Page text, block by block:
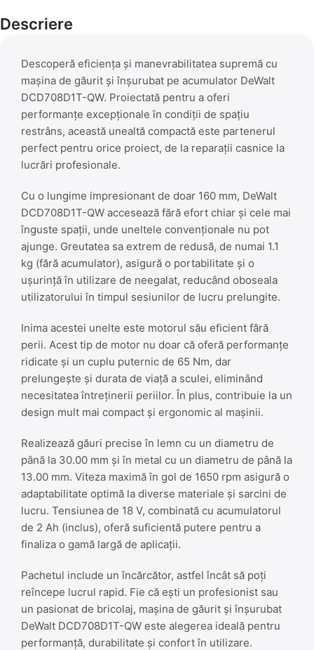
Descriere
Descoperă eficiența și manevrabilitatea supremă cu
mașina de găurit și înșurubat pe acumulator DeWalt
DCD708D1T-QW. Proiectată pentru a oferi
performanțe excepționale în condiții de spațiu
restrâns, această unealtă compactă este partenerul
perfect pentru orice proiect, de la reparații casnice la
lucrări profesionale.
Cu o lungime impresionant de doar 160 mm, DeWalt
DCD708D1T-QW accesează fără efort chiar și cele mai
înguste spații, unde uneltele convenționale nu pot
ajunge. Greutatea sa extrem de redusă, de numai 1.1
kg (fără acumulator), asigură o portabilitate și o
ușurință în utilizare de neegalat, reducând oboseala
utilizatorului în timpul sesiunilor de lucru prelungite.
Inima acestei unelte este motorul său eficient fără
perii. Acest tip de motor nu doar că oferă performanțe
ridicate și un cuplu puternic de 65 Nm, dar
prelungește și durata de viață a sculei, eliminând
necesitatea întreținerii periilor. În plus, contribuie la un
design mult mai compact și ergonomic al mașinii.
Realizează găuri precise în lemn cu un diametru de
până la 30.00 mm și în metal cu un diametru de până la
13.00 mm. Viteza maximă în gol de 1650 rpm asigură o
adaptabilitate optimă la diverse materiale și sarcini de
lucru. Tensiunea de 18 V, combinată cu acumulatorul
de 2 Ah (inclus), oferă suficientă putere pentru a
finaliza o gamă largă de aplicații.
Pachetul include un încărcător, astfel încât să poți
reîncepe lucrul rapid. Fie că ești un profesionist sau
un pasionat de bricolaj, mașina de găurit și înșurubat
DeWalt DCD708D1T-QW este alegerea ideală pentru
performanță, durabilitate și confort în utilizare.